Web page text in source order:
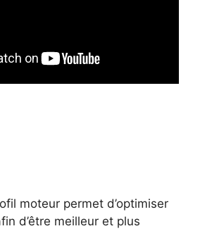
moteur permet d’optimiser
d’être meilleur et plus